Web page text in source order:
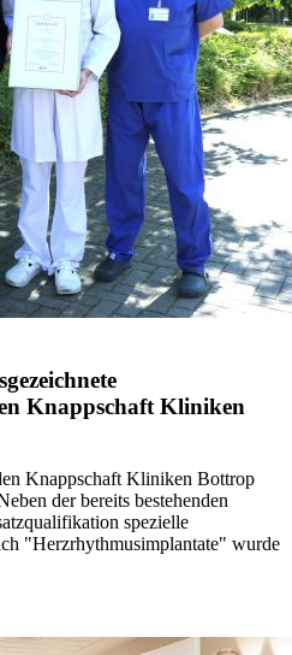
Knappschaft Kliniken
Knappschaft Kliniken Bottrop
der bereits bestehenden
spezielle
"Herzrhythmusimplantate" wurde